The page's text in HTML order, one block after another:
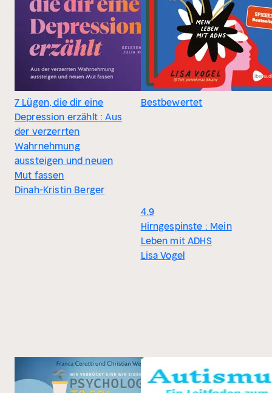
7 Lügen, die dir eine
Depression erzählt : Aus
der verzerrten
Wahrnehmung
aussteigen und neuen
Mut fassen
Dinah-Kristin Berger
Bestbewertet
4.9
Hirngespinste : Mein
Leben mit ADHS
Lisa Vogel